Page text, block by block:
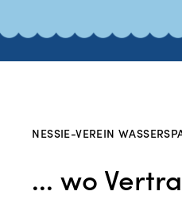
NESSIE-VEREIN
... wo